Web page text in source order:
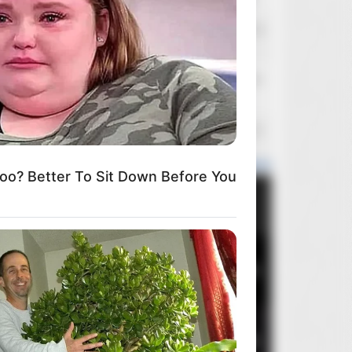
sebas
Filmowcy, którzy odeszli
Pawlik89 Dzisiaj o 14:01
Kupię,Poszukuję
slavekg Dzisiaj o 11:21
Arrow Video
Miesiąca Roku Ogółem
1 Brutalista
2 Mortal Kombat II
Better To Sit Down Before You
Like A Horse